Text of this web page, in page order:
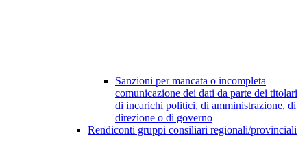
Sanzioni per mancata o incompleta
comunicazione dei dati da parte dei titolari
di incarichi politici, di amministrazione, di
direzione o di governo
Rendiconti gruppi consiliari regionali/provinciali